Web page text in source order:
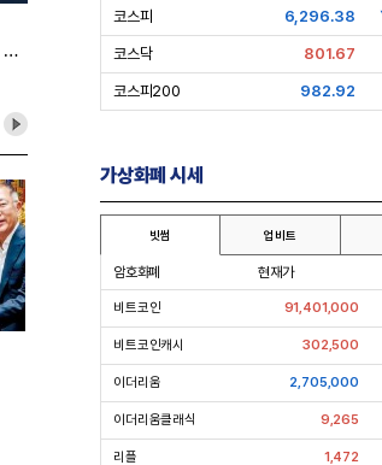
관
건설 촉구. 노림
[Epic Why] ‘선밸리’간 이재용
파운드리 수장 동행 왜?
코스피 6,296.38
코스닥 801.67
코스피200 982.92
가상화폐 시세
빗썸 업비트
암호화폐 현재가
비트코인 91,401,000
비트코인캐시 302,500
이더리움 2,705,000
이더리움클래식 9,265
리플 1,472